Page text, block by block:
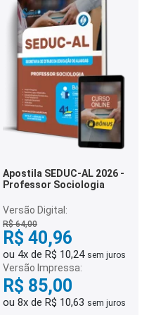
Apostila SEDUC-AL 2026 -
Professor Sociologia
Versão Digital:
R$ 64,00
R$ 40,96
ou 4x de R$ 10,24 sem juros
Versão Impressa:
R$ 85,00
ou 8x de R$ 10,63 sem juros